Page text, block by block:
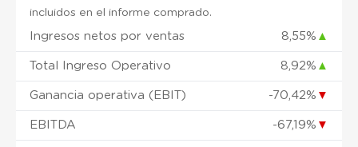
incluidos en el informe comprado.
Ingresos netos por ventas 8,55% ▲
Total Ingreso Operativo 8,92% ▲
Ganancia operativa (EBIT) -70,42% ▼
EBITDA -67,19% ▼